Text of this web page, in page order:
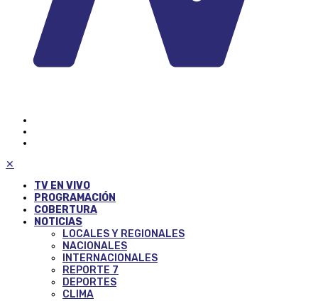
✕
TV EN VIVO
PROGRAMACIÓN
COBERTURA
NOTICIAS
LOCALES Y REGIONALES
NACIONALES
INTERNACIONALES
REPORTE 7
DEPORTES
CLIMA